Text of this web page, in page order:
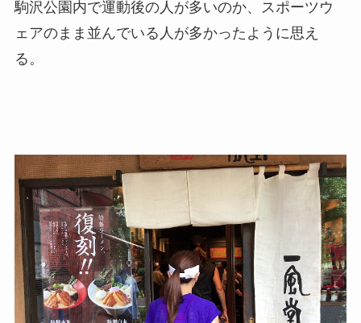
駒沢公園内で運動後の人が多いのか、スポーツウ
ェアのまま並んでいる人が多かったように思え
る。